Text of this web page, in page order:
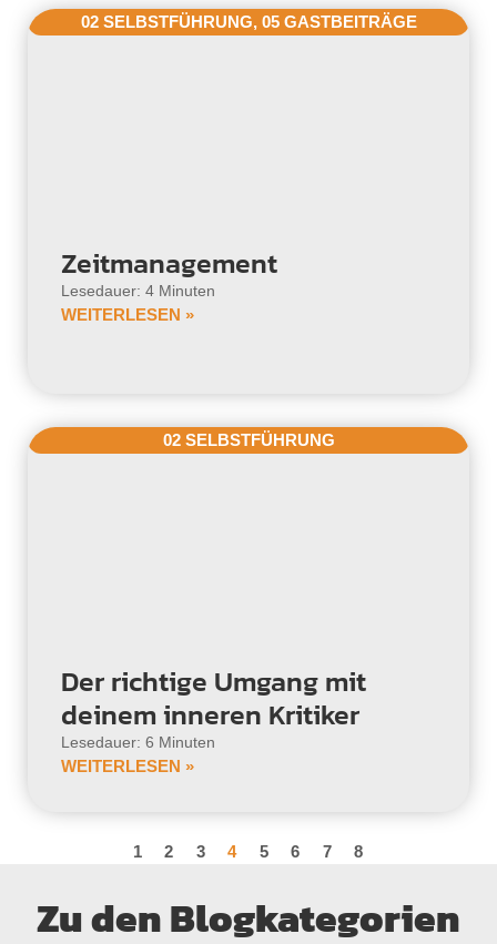
02 SELBSTFÜHRUNG, 05 GASTBEITRÄGE
Zeitmanagement
Lesedauer: 4 Minuten
WEITERLESEN »
02 SELBSTFÜHRUNG
Der richtige Umgang mit
deinem inneren Kritiker
Lesedauer: 6 Minuten
WEITERLESEN »
1 2 3 4 5 6 7 8
Zu den Blogkategorien